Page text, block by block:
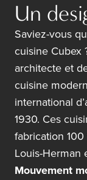
Un
Saviez-vous
cuisine Cubex
architecte et
cuisine
international
1930. Ces
fabrication 100
Louis-Herman
Mouvement